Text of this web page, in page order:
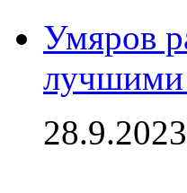
Умяров
лучшими